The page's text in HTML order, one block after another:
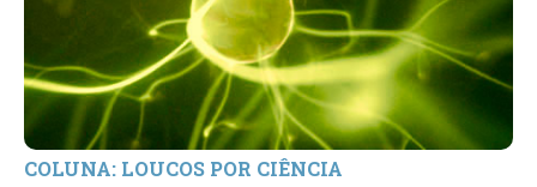
COLUNA: LOUCOS POR CIÊNCIA